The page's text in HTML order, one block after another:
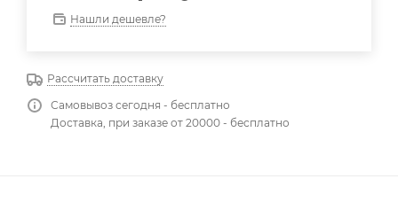
Нашли дешевле?
Рассчитать доставку
Самовывоз сегодня - бесплатно
Доставка, при заказе от 20000 - бесплатно